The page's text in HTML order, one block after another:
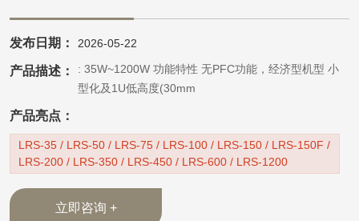
发布日期： 2026-05-22
产品描述：瓦数: 35W~1200W 功能特性 无PFC功能，经济型机型 小
型化及1U低高度(30mm
产品亮点：
LRS-35 / LRS-50 / LRS-75 / LRS-100 / LRS-150 / LRS-150F /
LRS-200 / LRS-350 / LRS-450 / LRS-600 / LRS-1200
立即咨询 +